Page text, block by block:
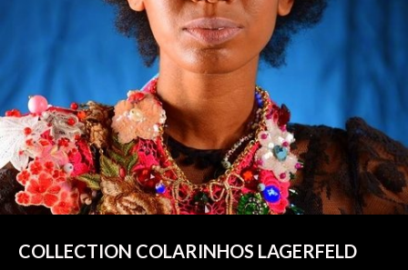
COLLECTION COLARINHOS LAGERFELD